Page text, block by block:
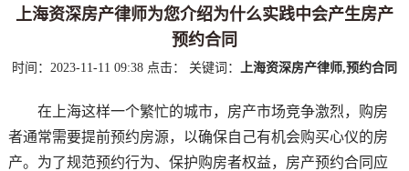
上海资深房产律师为您介绍为什么实践中会产生房产
预约合同
时间：2023-11-11 09:38 点击： 关键词： 上海资深房产律师,预约合同
在上海这样一个繁忙的城市，房产市场竞争激烈，购房
者通常需要提前预约房源，以确保自己有机会购买心仪的房
产。为了规范预约行为、保护购房者权益，房产预约合同应